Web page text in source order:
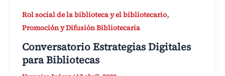
Rol social de la biblioteca y el bibliotecario,
Promoción y Difusión Bibliotecaria
Conversatorio Estrategias Digitales
para Bibliotecas